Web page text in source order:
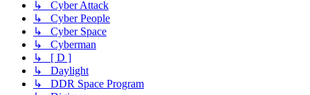
↳ Cyber Attack
↳ Cyber People
↳ Cyber Space
↳ Cyberman
↳ [ D ]
↳ Daylight
↳ DDR Space Program